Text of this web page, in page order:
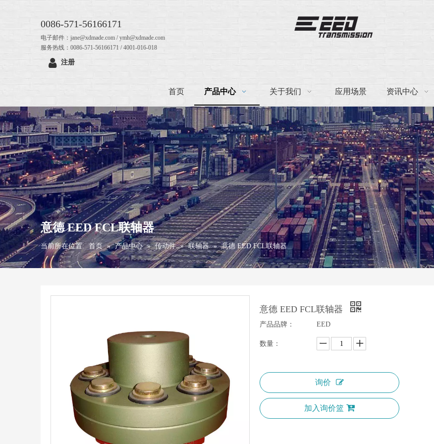
0086-571-56166171
电子邮件：jane@xdmade.com / ymh@xdmade.com
服务热线：0086-571-56166171 / 4001-016-018
注册
首页 产品中心 关于我们 应用场景 资讯中心
意德 EED FCL联轴器
当前所在位置: 首页 » 产品中心 » 传动件 » 联轴器 » 意德 EED FCL联轴器
意德 EED FCL联轴器
产品品牌： EED
数量：
询价
加入询价篮